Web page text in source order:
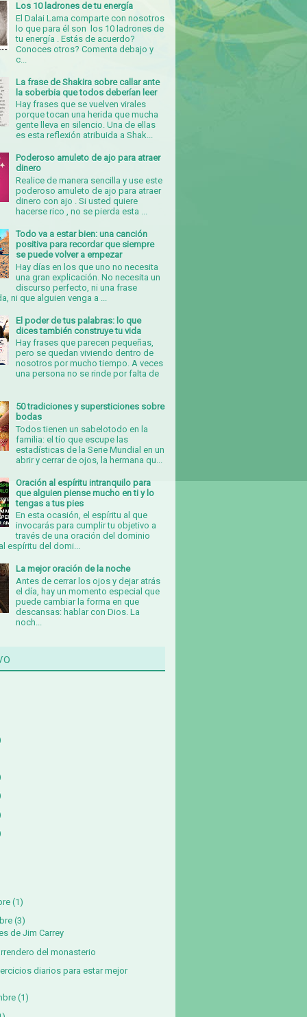
Los 10 ladrones de tu energía
El Dalai Lama comparte con nosotros
lo que para él son los 10 ladrones de
tu energía . Estás de acuerdo?
Conoces otros? Comenta debajo y
c...
La frase de Shakira sobre callar ante
la soberbia que todos deberían leer
Hay frases que se vuelven virales
porque tocan una herida que mucha
gente lleva en silencio. Una de ellas
es esta reflexión atribuida a Shak...
Poderoso amuleto de ajo para atraer
dinero
Realice de manera sencilla y use este
poderoso amuleto de ajo para atraer
dinero con ajo . Si usted quiere
hacerse rico , no se pierda esta ...
Todo va a estar bien: una canción
positiva para recordar que siempre
se puede volver a empezar
Hay días en los que uno no necesita
una gran explicación. No necesita un
discurso perfecto, ni una frase
ni que alguien venga a ...
El poder de tus palabras: lo que
dices también construye tu vida
Hay frases que parecen pequeñas,
pero se quedan viviendo dentro de
nosotros por mucho tiempo. A veces
una persona no se rinde por falta de
50 tradiciones y supersticiones sobre
bodas
Todos tienen un sabelotodo en la
familia: el tío que escupe las
estadísticas de la Serie Mundial en un
abrir y cerrar de ojos, la hermana qu...
Oración al espíritu intranquilo para
que alguien piense mucho en ti y lo
tengas a tus pies
En esta ocasión, el espíritu al que
invocarás para cumplir tu objetivo a
través de una oración del dominio
espíritu del domi...
La mejor oración de la noche
Antes de cerrar los ojos y dejar atrás
el día, hay un momento especial que
puede cambiar la forma en que
descansas: hablar con Dios. La
noch...
(1)
(3)
de Jim Carrey
del monasterio
diarios para estar mejor
(1)